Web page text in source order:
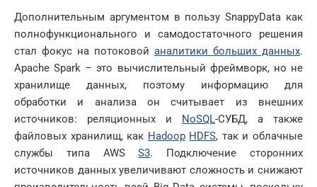
Дополнительным аргументом в пользу SnappyData как
полнофункционального и самодостаточного решения
стал фокус на потоковой аналитики больших данных.
Apache Spark – это вычислительный фреймворк, но не
хранилище данных, поэтому информацию для
обработки и анализа он считывает из внешних
источников: реляционных и NoSQL-СУБД, а также
файловых хранилищ, как Hadoop HDFS, так и облачные
службы типа AWSS3. Подключение сторонних
источников данных увеличивают сложность и снижают